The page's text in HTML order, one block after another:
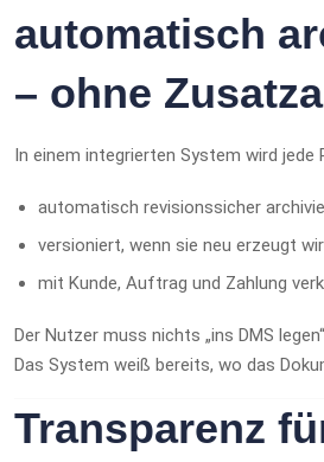
automatisch
– ohne
In einem integrierten System wird jede
automatisch revisionssicher
versioniert, wenn sie neu erzeugt
mit Kunde, Auftrag und Zahlung
Der Nutzer muss nichts „ins DMS
Das System weiß bereits, wo das
Transparenz